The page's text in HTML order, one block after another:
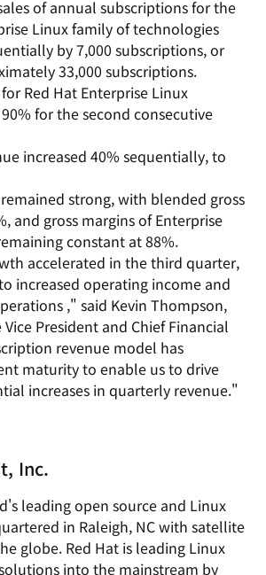
of annual subscriptions for the
Linux family of technologies
by 7,000 subscriptions, or
33,000 subscriptions.
Red Hat Enterprise Linux
for the second consecutive
increased 40% sequentially, to
strong, with blended gross
and gross margins of Enterprise
constant at 88%.
accelerated in the third quarter,
increased operating income and
," said Kevin Thompson,
Vice President and Chief Financial
revenue model has
maturity to enable us to drive
increases in quarterly revenue."
Inc.
leading open source and Linux
in Raleigh, NC with satellite
globe. Red Hat is leading Linux
into the mainstream by